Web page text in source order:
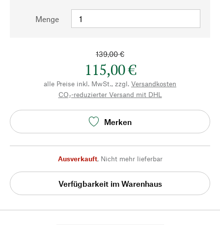
Menge
139,00 €
115,00 €
alle Preise inkl. MwSt., zzgl. Versandkosten
CO₂-reduzierter Versand mit DHL
Merken
Ausverkauft, Nicht mehr lieferbar
Verfügbarkeit im Warenhaus